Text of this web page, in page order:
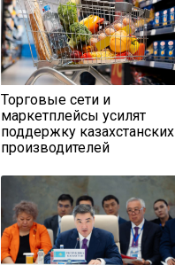
Торговые сети и
маркетплейсы усилят
поддержку казахстанских
производителей